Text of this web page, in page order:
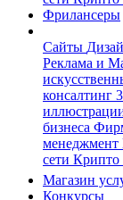
Фрилансеры
Сайты
Реклама и
консалтинг
бизнеса
менеджмент
сети Крипто
Магазин
Конкурсы